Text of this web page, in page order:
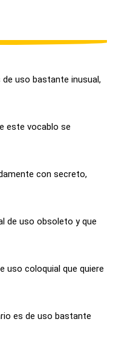
uso bastante inusual,
este vocablo se
con secreto,
de uso obsoleto y que
uso coloquial que quiere
es de uso bastante